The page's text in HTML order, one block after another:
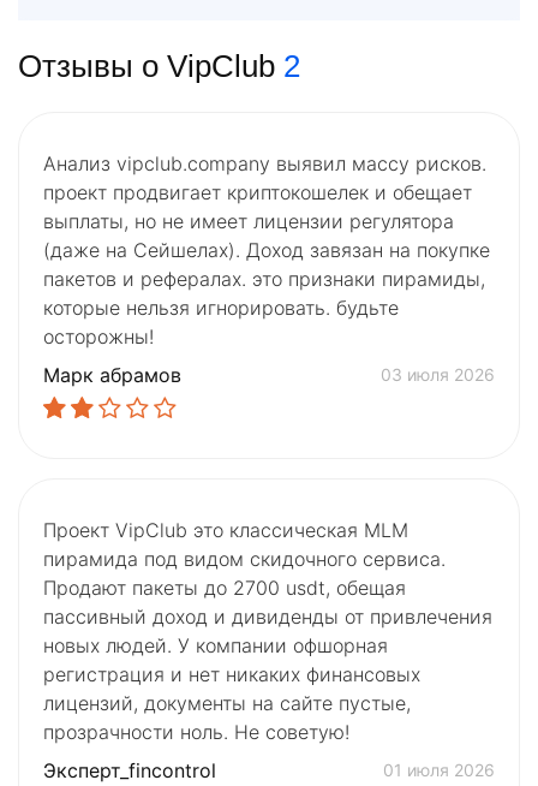
Отзывы о VipClub 2
Анализ vipclub.company выявил массу рисков.
проект продвигает криптокошелек и обещает
выплаты, но не имеет лицензии регулятора
(даже на Сейшелах). Доход завязан на покупке
пакетов и рефералах. это признаки пирамиды,
которые нельзя игнорировать. будьте
осторожны!
Марк абрамов
03 июля 2026
Проект VipClub это классическая MLM
пирамида под видом скидочного сервиса.
Продают пакеты до 2700 usdt, обещая
пассивный доход и дивиденды от привлечения
новых людей. У компании офшорная
регистрация и нет никаких финансовых
лицензий, документы на сайте пустые,
прозрачности ноль. Не советую!
Эксперт_fincontrol
01 июля 2026